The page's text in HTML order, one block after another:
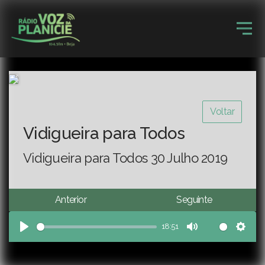
Voltar
Vidigueira para Todos
Vidigueira para Todos 30 Julho 2019
Anterior Seguinte
Play
18:51
Mute